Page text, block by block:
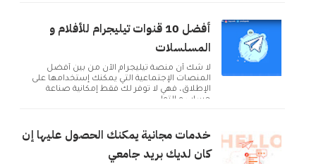
أفضل 10 قنوات تيليجرام للأفلام و
المسلسلات
لا شك أن منصة تيليجرام الآن من بين أفضل
المنصات الإجتماعية التي يمكنك إستخدامها على
الإطلاق، فهي لا توفر لك فقط إمكانية صناعة
حساب و التوا...
خدمات مجانية يمكنك الحصول عليها إن
كان لديك بريد جامعي